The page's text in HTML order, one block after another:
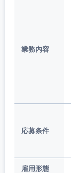
業務内容
応募条件
雇用形態